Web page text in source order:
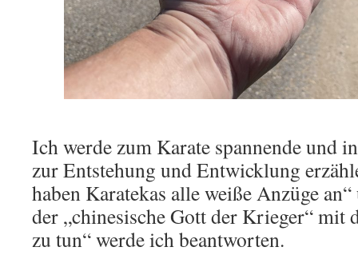
Ich werde zum Karate spannende und
zur Entstehung und Entwicklung
haben Karatekas alle weiße Anzüge
der „chinesische Gott der Krieger“ mit
zu tun“ werde ich beantworten.